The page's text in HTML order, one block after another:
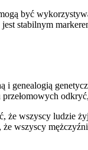
być
jest stabilnym
genealogią
wszyscy ludzie
wszyscy